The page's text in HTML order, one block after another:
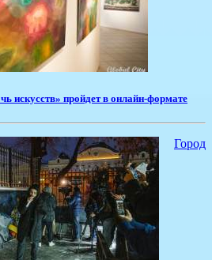
искусств» пройдет в онлайн-формате
Город